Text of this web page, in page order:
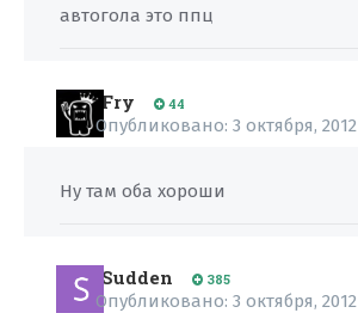
автогола это ппц
Fry 44
Опубликовано: 3 октября, 2012
Ну там оба хороши
Sudden 385
Опубликовано: 3 октября, 2012